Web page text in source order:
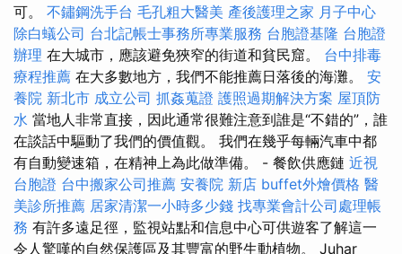
可。 不鏽鋼洗手台 毛孔粗大醫美 產後護理之家 月子中心
除白蟻公司 台北記帳士事務所專業服務 台胞證基隆 台胞證
辦理 在大城市，應該避免狹窄的街道和貧民窟。 台中排毒
療程推薦 在大多數地方，我們不能推薦日落後的海灘。 安
養院 新北市 成立公司 抓姦蒐證 護照過期解決方案 屋頂防
水 當地人非常直接，因此通常很難注意到誰是“不錯的”，誰
在談話中驅動了我們的價值觀。 我們在幾乎每輛汽車中都
有自動變速箱，在精神上為此做準備。 - 餐飲供應鏈 近視
台胞證 台中搬家公司推薦 安養院 新店 buffet外燴價格 醫
美診所推薦 居家清潔一小時多少錢 找專業會計公司處理帳
務 有許多遠足徑，監視站點和信息中心可供遊客了解這一
令人驚嘆的自然保護區及其豐富的野生動植物。 Juhar